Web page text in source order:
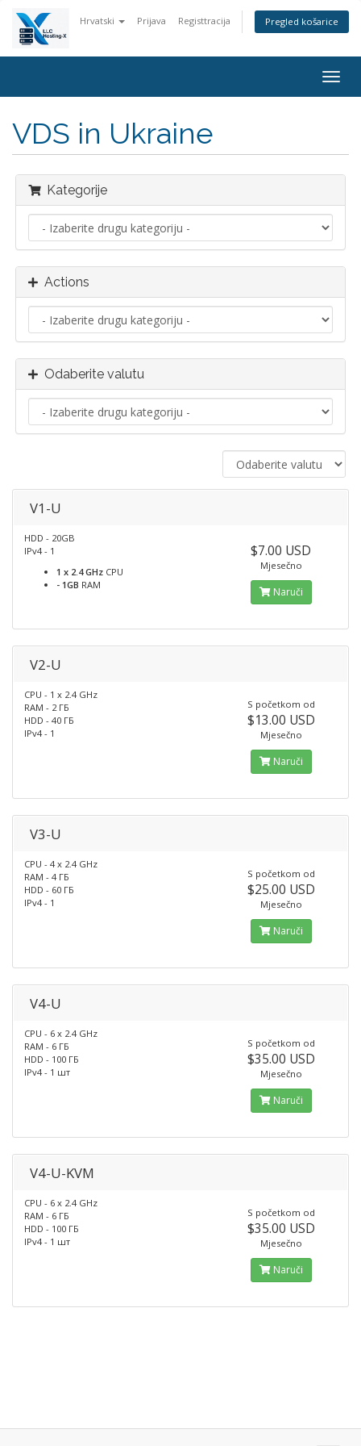
Hrvatski Prijava Registtracija Pregled košarice
VDS in Ukraine
Kategorije
Actions
Odaberite valutu
V1-U
HDD - 20GB
IPv4 - 1
1 x 2.4 GHz CPU
- 1GB RAM
$7.00 USD
Mjesečno
Naruči
V2-U
CPU - 1 x 2.4 GHz
RAM - 2 ГБ
HDD - 40 ГБ
IPv4 - 1
S početkom od
$13.00 USD
Mjesečno
Naruči
V3-U
CPU - 4 x 2.4 GHz
RAM - 4 ГБ
HDD - 60 ГБ
IPv4 - 1
S početkom od
$25.00 USD
Mjesečno
Naruči
V4-U
CPU - 6 x 2.4 GHz
RAM - 6 ГБ
HDD - 100 ГБ
IPv4 - 1 шт
S početkom od
$35.00 USD
Mjesečno
Naruči
V4-U-KVM
CPU - 6 x 2.4 GHz
RAM - 6 ГБ
HDD - 100 ГБ
IPv4 - 1 шт
S početkom od
$35.00 USD
Mjesečno
Naruči